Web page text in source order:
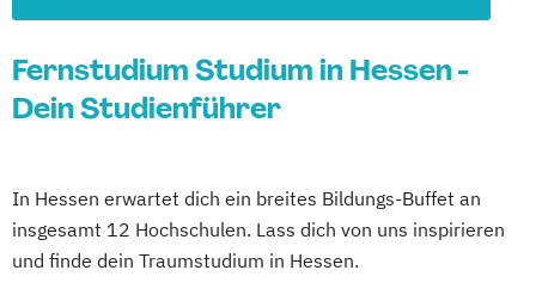
Fernstudium Studium in Hessen -
Dein Studienführer
In Hessen erwartet dich ein breites Bildungs-Buffet an
insgesamt 12 Hochschulen. Lass dich von uns inspirieren
und finde dein Traumstudium in Hessen.